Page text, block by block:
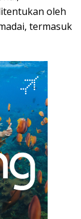
oleh
termasuk